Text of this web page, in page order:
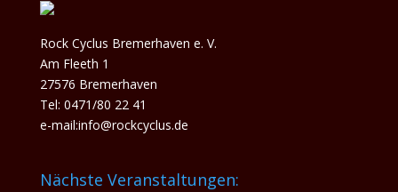
Rock Cyclus Bremerhaven e. V.
Am Fleeth 1
27576 Bremerhaven
Tel: 0471/80 22 41
e-mail:info@rockcyclus.de
Nächste Veranstaltungen: